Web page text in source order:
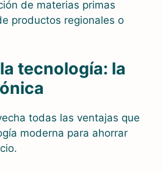
de materias primas
productos regionales o
tecnología: la
todas las ventajas que
moderna para ahorrar